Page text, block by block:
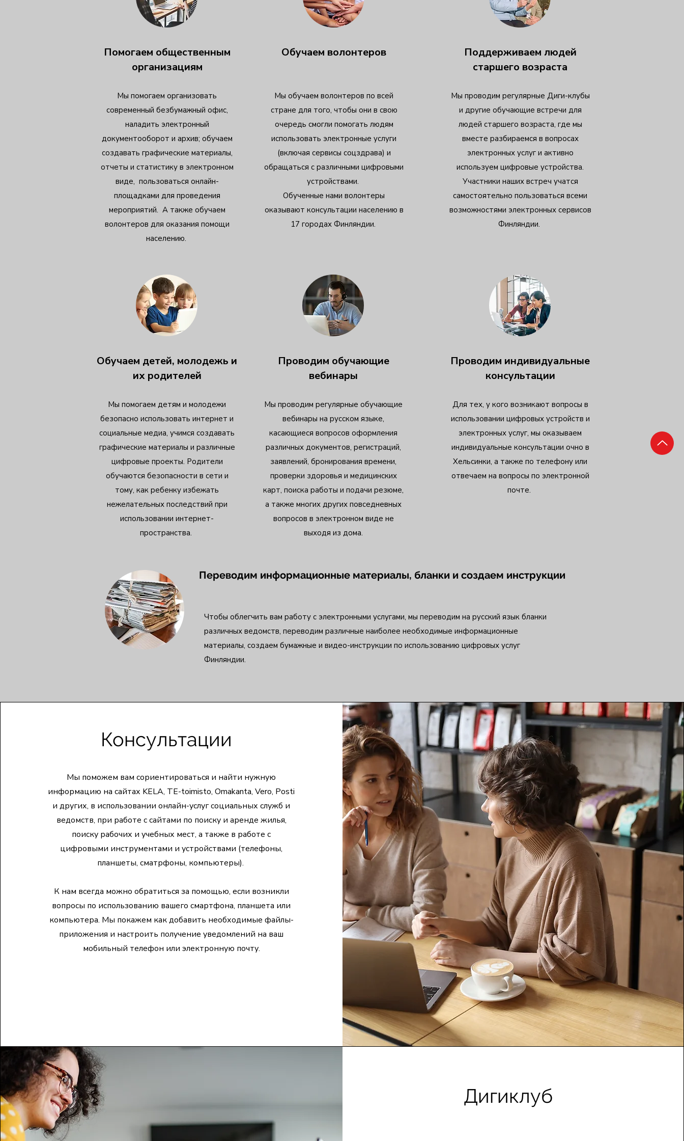
Помогаем общественным
организациям
Мы помогаем организовать
современный безбумажный офис,
наладить электронный
документооборот и архив; обучаем
создавать графические материалы,
отчеты и статистику в электронном
виде, пользоваться онлайн-
площадками для проведения
мероприятий. А также обучаем
волонтеров для оказания помощи
населению.
Обучаем волонтеров
Мы обучаем волонтеров по всей
стране для того, чтобы они в свою
очередь смогли помогать людям
использовать электронные услуги
(включая сервисы соцздрава) и
обращаться с различными цифровыми
устройствами.
Обученные нами волонтеры
оказывают консультации населению в
17 городах Финляндии.
Поддерживаем людей
старшего возраста
Мы проводим регулярные Диги-клубы
и другие обучающие встречи для
людей старшего возраста, где мы
вместе разбираемся в вопросах
электронных услуг и активно
используем цифровые устройства.
Участники наших встреч учатся
самостоятельно пользоваться всеми
возможностями электронных сервисов
Финляндии.
Обучаем детей, молодежь и
их родителей
Мы помогаем детям и молодежи
безопасно использовать интернет и
социальные медиа, учимся создавать
графические материалы и различные
цифровые проекты. Родители
обучаются безопасности в сети и
тому, как ребенку избежать
нежелательных последствий при
использовании интернет-
пространства.
Проводим обучающие
вебинары
Мы проводим регулярные обучающие
вебинары на русском языке,
касающиеся вопросов оформления
различных документов, регистраций,
заявлений, бронирования времени,
проверки здоровья и медицинских
карт, поиска работы и подачи резюме,
а также многих других повседневных
вопросов в электронном виде не
выходя из дома.
Проводим индивидуальные
консультации
Для тех, у кого возникают вопросы в
использовании цифровых устройств и
электронных услуг, мы оказываем
индивидуальные консультации очно в
Хельсинки, а также по телефону или
отвечаем на вопросы по электронной
почте.
Переводим информационные материалы, бланки и создаем инструкции
Чтобы облегчить вам работу с электронными услугами, мы переводим на русский язык бланки
различных ведомств, переводим различные наиболее необходимые информационные
материалы, создаем бумажные и видео-инструкции по использованию цифровых услуг
Финляндии.
Консультации
Мы поможем вам сориентироваться и найти нужную
информацию на сайтах KELA, TE-toimisto, Omakanta, Vero, Posti
и других, в использовании онлайн-услуг социальных служб и
ведомств, при работе с сайтами по поиску и аренде жилья,
поиску рабочих и учебных мест, а также в работе с
цифровыми инструментами и устройствами (телефоны,
планшеты, сматрфоны, компьютеры).
К нам всегда можно обратиться за помощью, если возникли
вопросы по использованию вашего смартфона, планшета или
компьютера. Мы покажем как добавить необходимые файлы-
приложения и настроить получение уведомлений на ваш
мобильный телефон или электронную почту.
Дигиклуб